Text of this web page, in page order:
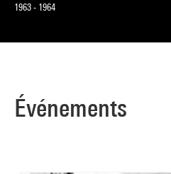
1963 - 1964
Événements